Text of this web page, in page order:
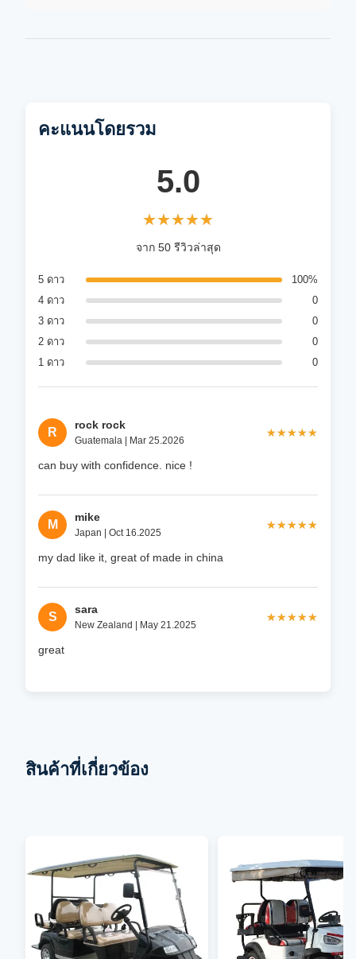
คะแนนโดยรวม
5.0
★★★★★
★★★★★
จาก 50 รีวิวล่าสุด
5 ดาว
100%
4 ดาว
0
3 ดาว
0
2 ดาว
0
1 ดาว
0
R
rock rock
Guatemala | Mar 25.2026
★★★★★
★★★★★
can buy with confidence. nice !
M
mike
Japan | Oct 16.2025
★★★★★
★★★★★
my dad like it, great of made in china
S
sara
New Zealand | May 21.2025
★★★★★
★★★★★
great
สินค้าที่เกี่ยวข้อง